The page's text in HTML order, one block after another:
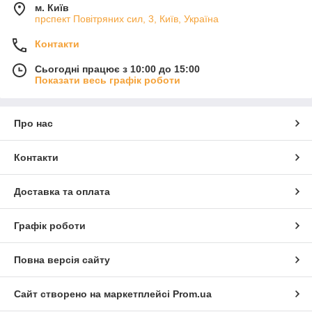
м. Київ
прспект Повітряних сил, 3, Київ, Україна
Контакти
Сьогодні працює з 10:00 до 15:00
Показати весь графік роботи
Про нас
Контакти
Доставка та оплата
Графік роботи
Повна версія сайту
Сайт створено на маркетплейсі Prom.ua